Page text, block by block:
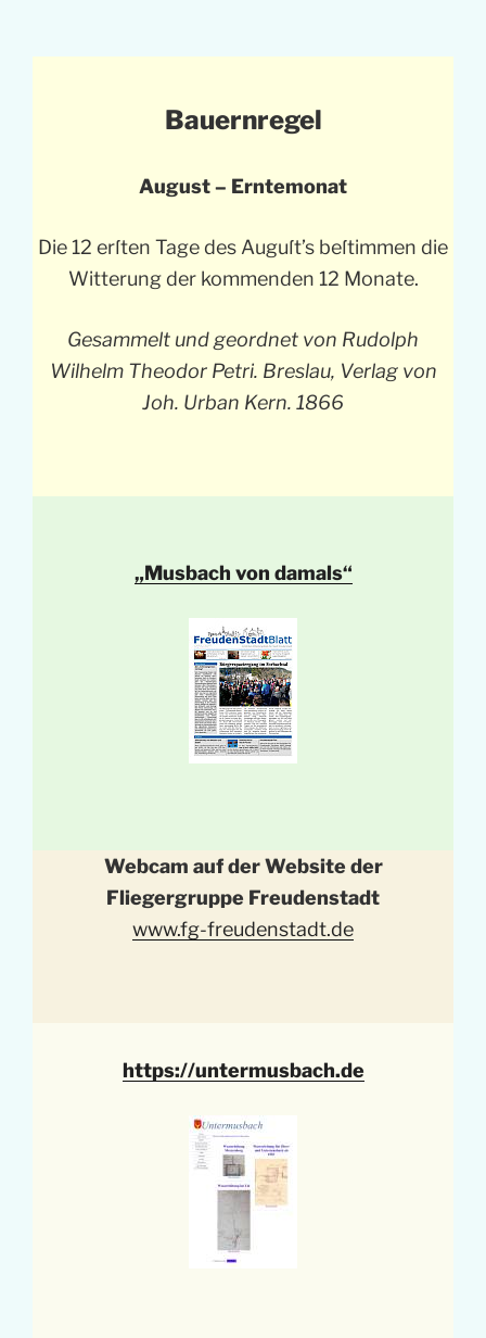
Bauernregel
August – Erntemonat
Die 12 erſten Tage des Auguſt’s beſtimmen die
Witterung der kommenden 12 Monate.
Gesammelt und geordnet von Rudolph
Wilhelm Theodor Petri. Breslau, Verlag von
Joh. Urban Kern. 1866
„Musbach von damals“
Webcam auf der Website der
Fliegergruppe Freudenstadt
www.fg-freudenstadt.de
https://untermusbach.de